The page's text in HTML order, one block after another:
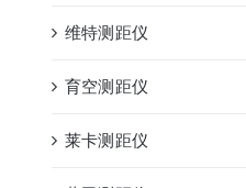
维特测距仪
育空测距仪
莱卡测距仪